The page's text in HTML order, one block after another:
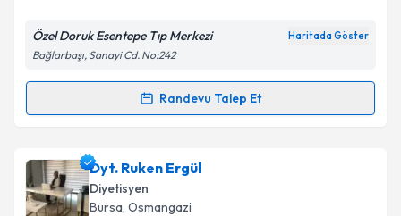
Kişisel verilerimin işlenmesine ilişkin
Metni'ni okudum ve kişisel verilerimin belirtilen
Takvim Talebini Gönder
Özel Doruk Esentepe Tıp Merkezi Haritada Göster
Bağlarbaşı, Sanayi Cd. No:242
Randevu Talep Et
Randevu Takvimi Talebi
Dyt. Begüm Şimsek İpek
oluşturun. Size bu uzmandan randevu almanız için bir
takvim hazırlandığında e-posta ile bilgilendireceğiz.
Dyt. Ruken Ergül
Diyetisyen
Bursa, Osmangazi